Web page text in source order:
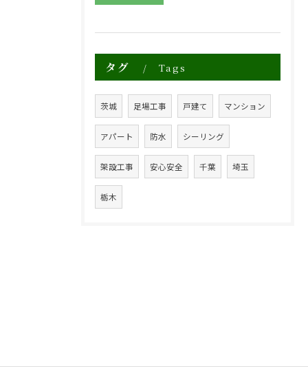
タグ Tags
茨城 足場工事 戸建て マンション
アパート 防水 シーリング
架設工事 安心安全 千葉 埼玉
栃木